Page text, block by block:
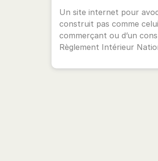
Un site internet pour
construit pas comme celui
commerçant ou d’un
Règlement Intérieur